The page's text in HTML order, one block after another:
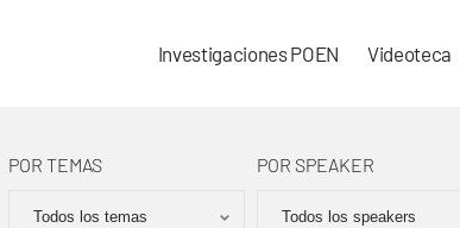
Investigaciones POEN Videoteca
POR TEMAS POR SPEAKER